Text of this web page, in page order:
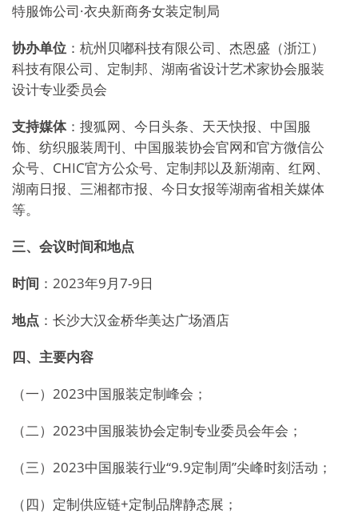
特服饰公司·衣央新商务女装定制局
协办单位 ：杭州贝嘟科技有限公司、杰恩盛（浙江）
科技有限公司、定制邦、湖南省设计艺术家协会服装
设计专业委员会
支持媒体：搜狐网、今日头条、天天快报、中国服
饰、纺织服装周刊、中国服装协会官网和官方微信公
众号、CHIC官方公众号、定制邦以及新湖南、红网、
湖南日报、三湘都市报、今日女报等湖南省相关媒体
等。
三、会议时间和地点
时间 ：2023年9月7-9日
地点 ：长沙大汉金桥华美达广场酒店
四、主要内容
（一）2023中国服装定制峰会；
（二）2023中国服装协会定制专业委员会年会；
（三）2023中国服装行业“9.9定制周”尖峰时刻活动；
（四）定制供应链+定制品牌静态展；